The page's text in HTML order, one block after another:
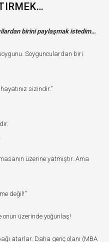
birini paylaşmak istedim…
Soygunculardan biri
sizindir.”
üzerine yatmıştır. Ama
değil!”
onun üzerinde yoğunlaş!
atarlar. Daha genç olanı (MBA